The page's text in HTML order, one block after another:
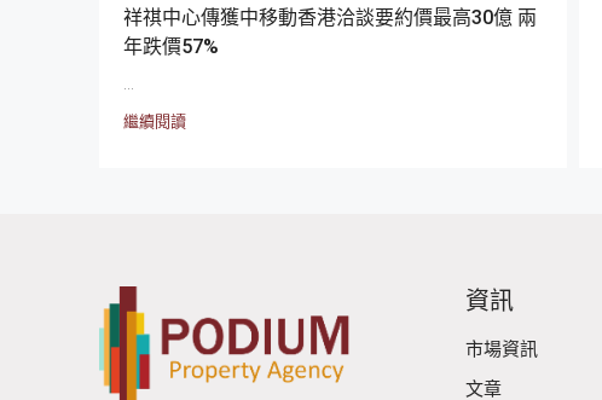
祥祺中心傳獲中移動香港洽談要約價最高30億 兩
年跌價57%
繼續閱讀
資訊
市場資訊
文章